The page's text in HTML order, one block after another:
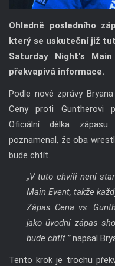
Ohledně posledního
který se uskuteční již
Saturday Night's
překvapivá informace.
Podle nové zprávy
Ceny proti Guntherovi
Oficiální délka
poznamenal, že oba
bude chtít.
„V tuto chvíli není
Main Event, takže
Zápas Cena vs.
jako úvodní zápas
bude chtít.”napsal
Tento krok je trochu